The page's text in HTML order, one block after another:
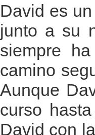
David es
junto a su
siempre
camino
Aunque
curso
David con